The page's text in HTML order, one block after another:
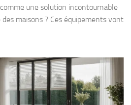
une solution incontournable
maisons ? Ces équipements vont